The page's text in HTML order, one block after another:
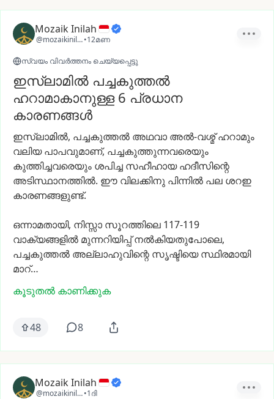
Mozaik Inilah
@mozaikinilah•12മണ
സ്വയം വിവർത്തനം ചെയ്യപ്പെട്ടു
ഇസ്ലാമിൽ പച്ചകുത്തൽ
ഹറാമാകാനുള്ള 6 പ്രധാന
കാരണങ്ങൾ
ഇസ്ലാമിൽ, പച്ചകുത്തൽ അഥവാ അൽ-വശ്മ് ഹറാമും
വലിയ പാപവുമാണ്, പച്ചകുത്തുന്നവരെയും
കുത്തിച്ചവരെയും ശപിച്ച സഹീഹായ ഹദീസിന്റെ
അടിസ്ഥാനത്തിൽ. ഈ വിലക്കിനു പിന്നിൽ പല ശറഇ
കാരണങ്ങളുണ്ട്.
ഒന്നാമതായി, നിസ്സാ സൂറത്തിലെ 117-119
വാക്യങ്ങളിൽ മുന്നറിയിപ്പ് നൽകിയതുപോലെ,
പച്ചകുത്തൽ അല്ലാഹുവിന്റെ സൃഷ്ടിയെ സ്ഥിരമായി
മാറ്…
കൂടുതൽ കാണിക്കുക
48 8
Mozaik Inilah
@mozaikinilah•1ദി